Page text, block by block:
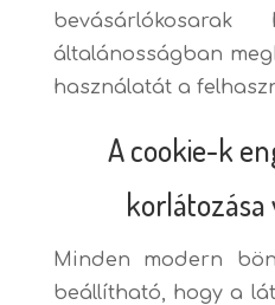
bevásárlókosarak
általánosságban
használatát a
A cookie-k
korlátozása
Minden modern
beállítható, hogy a